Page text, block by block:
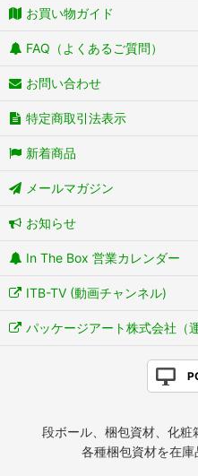
お買い物ガイド
FAQ（よくあるご質問）
お問い合わせ
特定商取引法表示
新着商品
メールマガジン
お知らせ
In The Box 営業カレンダー
ITB-TV (動画チャンネル)
パッケージアート株式会社（
段ボール、梱包資材、化
各種梱包資材を在庫